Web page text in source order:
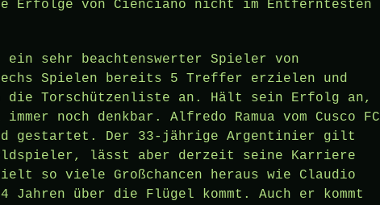
Erfolge von Cienciano nicht im Entferntesten
sehr beachtenswerter Spieler von
Spielen bereits 5 Treffer erzielen und
die Torschützenliste an. Hält sein Erfolg an,
noch denkbar. Alfredo Ramua vom Cusco FC
gestartet. Der 33-jährige Argentinier gilt
lässt aber derzeit seine Karriere
so viele Großchancen heraus wie Claudio
über die Flügel kommt. Auch er kommt